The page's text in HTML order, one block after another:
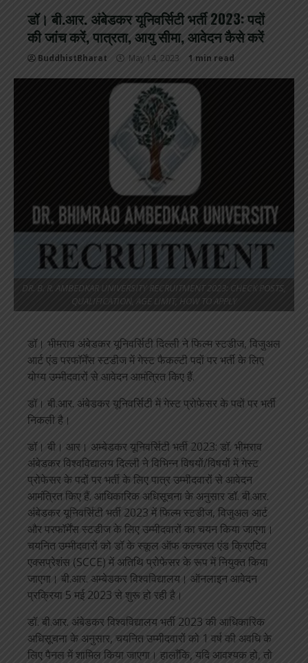
डॉ। बी.आर. अंबेडकर यूनिवर्सिटी भर्ती 2023: पदों
की जांच करें, पात्रता, आयु सीमा, आवेदन कैसे करें
BuddhistBharat May 14, 2023 1 min read
DR. B. R. AMBEDKAR UNIVERSITY RECRUITMENT 2023: CHECK POSTS,
QUALIFICATION, AGE LIMIT, HOW TO APPLY
डॉ। भीमराव अंबेडकर यूनिवर्सिटी दिल्ली ने फिल्म स्टडीज, विजुअल
आर्ट एंड परफॉर्मेंस स्टडीज में गेस्ट फैकल्टी पदों पर भर्ती के लिए
योग्य उम्मीदवारों से आवेदन आमंत्रित किए हैं.
डॉ। बी.आर. अंबेडकर यूनिवर्सिटी में गेस्ट प्रोफेसर के पदों पर भर्ती
निकली है।
डॉ। बी। आर। अम्बेडकर यूनिवर्सिटी भर्ती 2023: डॉ. भीमराव
अंबेडकर विश्वविद्यालय दिल्ली ने विभिन्न विषयों/विषयों में गेस्ट
प्रोफेसर के पदों पर भर्ती के लिए पात्र उम्मीदवारों से आवेदन
आमंत्रित किए हैं. आधिकारिक अधिसूचना के अनुसार डॉ. बी.आर.
अंबेडकर यूनिवर्सिटी भर्ती 2023 में फिल्म स्टडीज, विजुअल आर्ट
और परफॉर्मेंस स्टडीज के लिए उम्मीदवारों का चयन किया जाएगा।
चयनित उम्मीदवारों को डॉ के स्कूल ऑफ कल्चरल एंड क्रिएटिव
एक्सप्रेशंस (SCCE) में अतिथि प्रोफेसर के रूप में नियुक्त किया
जाएगा। बी.आर. अम्बेडकर विश्वविद्यालय। ऑनलाइन आवेदन
प्रक्रिया 5 मई 2023 से शुरू हो रही है।
डॉ. बी.आर. अंबेडकर विश्वविद्यालय भर्ती 2023 की आधिकारिक
अधिसूचना के अनुसार, चयनित उम्मीदवारों को 1 वर्ष की अवधि के
लिए पैनल में शामिल किया जाएगा। हालाँकि, यदि आवश्यक हो, तो